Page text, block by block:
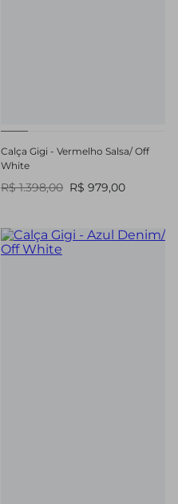
Calça Gigi - Vermelho Salsa/ Off
White
R$ 1.398,00 R$ 979,00